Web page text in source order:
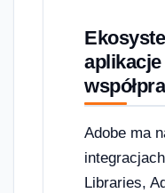
Adobe ma
Libraries,